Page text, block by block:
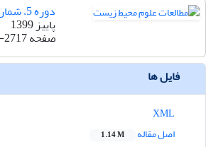
دوره 5، شماره 3
پاییز 1399
صفحه
فایل ها
اصل مقاله
1.14 M